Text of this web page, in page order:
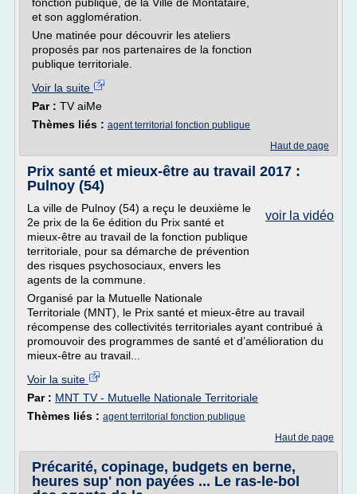
et son agglomération.
Une matinée pour découvrir les ateliers
proposés par nos partenaires de la fonction
publique territoriale.
Voir la suite
Par : TV aiMe
Thèmes liés : agent territorial fonction publique
Haut de page
Prix santé et mieux-être au travail 2017 :
Pulnoy (54)
voir la vidéo
La ville de Pulnoy (54) a reçu le deuxième le
2e prix de la 6e édition du Prix santé et
mieux-être au travail de la fonction publique
territoriale, pour sa démarche de prévention
des risques psychosociaux, envers les
agents de la commune.
Organisé par la Mutuelle Nationale
Territoriale (MNT), le Prix santé et mieux-être au travail
récompense des collectivités territoriales ayant contribué à
promouvoir des programmes de santé et d’amélioration du
mieux-être au travail...
Voir la suite
Par : MNT TV - Mutuelle Nationale Territoriale
Thèmes liés : agent territorial fonction publique
Haut de page
Précarité, copinage, budgets en berne,
heures sup' non payées ... Le ras-le-bol